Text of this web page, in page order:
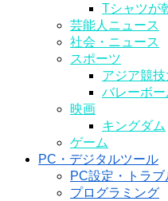
Tシャツが
芸能人ニュース
社会・ニュース
スポーツ
アジア競
バレーボ
映画
キングダム
ゲーム
PC・デジタルツール
PC設定・トラブ
プログラミング